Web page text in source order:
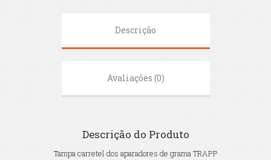
Descrição
Avaliações (0)
Descrição do Produto
Tampa carretel dos aparadores de grama TRAPP